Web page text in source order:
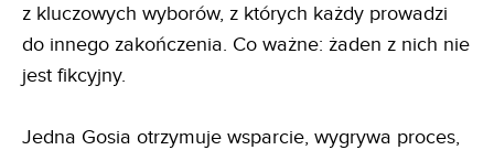
z kluczowych wyborów, z których każdy prowadzi
do innego zakończenia. Co ważne: żaden z nich nie
jest fikcyjny.
Jedna Gosia otrzymuje wsparcie, wygrywa proces,